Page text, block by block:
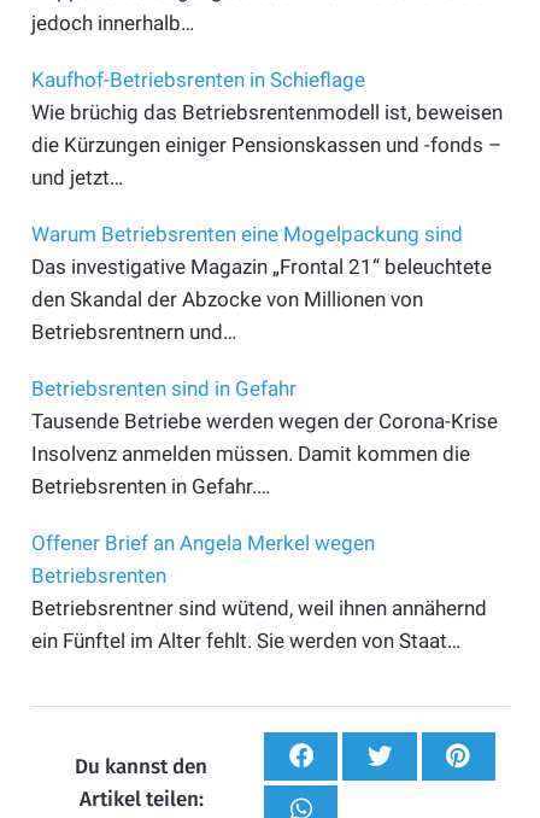
jedoch innerhalb…
Kaufhof-Betriebsrenten in Schieflage
Wie brüchig das Betriebsrentenmodell ist, beweisen
die Kürzungen einiger Pensionskassen und -fonds –
und jetzt…
Warum Betriebsrenten eine Mogelpackung sind
Das investigative Magazin „Frontal 21“ beleuchtete
den Skandal der Abzocke von Millionen von
Betriebsrentnern und…
Betriebsrenten sind in Gefahr
Tausende Betriebe werden wegen der Corona-Krise
Insolvenz anmelden müssen. Damit kommen die
Betriebsrenten in Gefahr.…
Offener Brief an Angela Merkel wegen
Betriebsrenten
Betriebsrentner sind wütend, weil ihnen annähernd
ein Fünftel im Alter fehlt. Sie werden von Staat…
Du kannst den
Artikel teilen: